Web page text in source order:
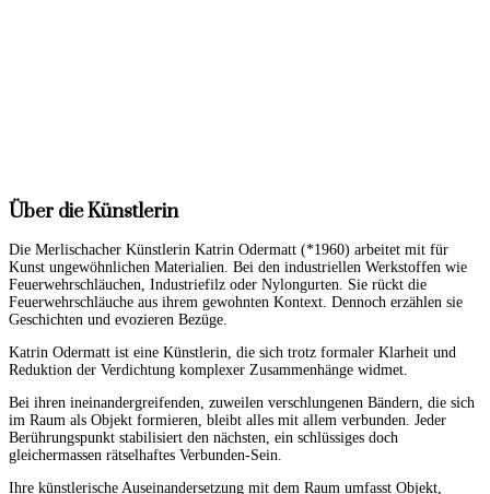
Über die Künstlerin
Die Merlischacher Künstlerin Katrin Odermatt (*1960) arbeitet mit für
Kunst ungewöhnlichen Materialien. Bei den industriellen Werkstoffen wie
Feuerwehrschläuchen, Industriefilz oder Nylongurten. Sie rückt die
Feuerwehrschläuche aus ihrem gewohnten Kontext. Dennoch erzählen sie
Geschichten und evozieren Bezüge.
Katrin Odermatt ist eine Künstlerin, die sich trotz formaler Klarheit und
Reduktion der Verdichtung komplexer Zusammenhänge widmet.
Bei ihren ineinandergreifenden, zuweilen verschlungenen Bändern, die sich
im Raum als Objekt formieren, bleibt alles mit allem verbunden. Jeder
Berührungspunkt stabilisiert den nächsten, ein schlüssiges doch
gleichermassen rätselhaftes Verbunden-Sein.
Ihre künstlerische Auseinandersetzung mit dem Raum umfasst Objekt,